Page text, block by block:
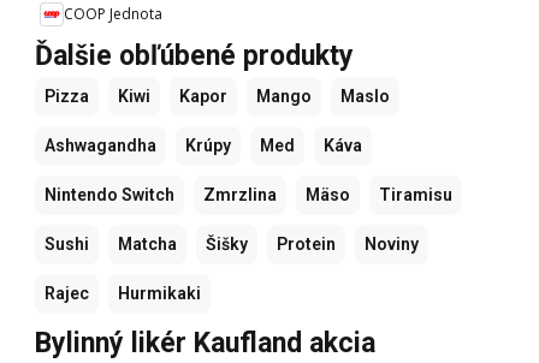
COOP Jednota
Ďalšie obľúbené produkty
Pizza Kiwi Kapor Mango Maslo
Ashwagandha Krúpy Med Káva
Nintendo Switch Zmrzlina Mäso Tiramisu
Sushi Matcha Šišky Protein Noviny
Rajec Hurmikaki
Bylinný likér Kaufland akcia